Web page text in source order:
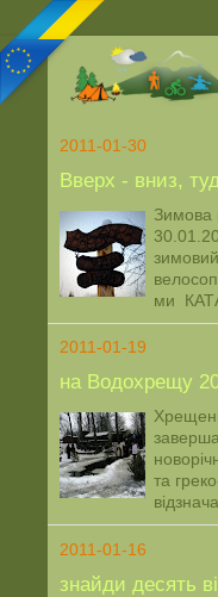
2011-01-30
Вверх - вниз,
Зимова
ми
2011-01-19
на Водохрещу
та
2011-01-16
знайди десять